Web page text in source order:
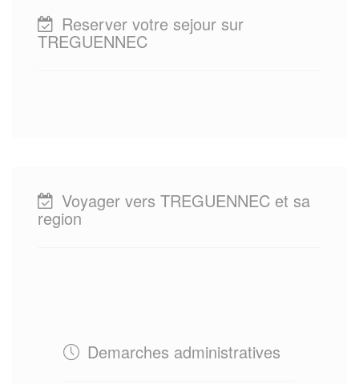
Reserver votre sejour sur
TREGUENNEC
Voyager vers TREGUENNEC et sa
region
Demarches administratives